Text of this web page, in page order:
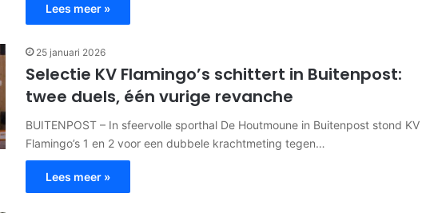
Lees meer »
25 januari 2026
Selectie KV Flamingo’s schittert in Buitenpost:
twee duels, één vurige revanche
BUITENPOST – In sfeervolle sporthal De Houtmoune in Buitenpost stond KV
Flamingo’s 1 en 2 voor een dubbele krachtmeting tegen…
Lees meer »